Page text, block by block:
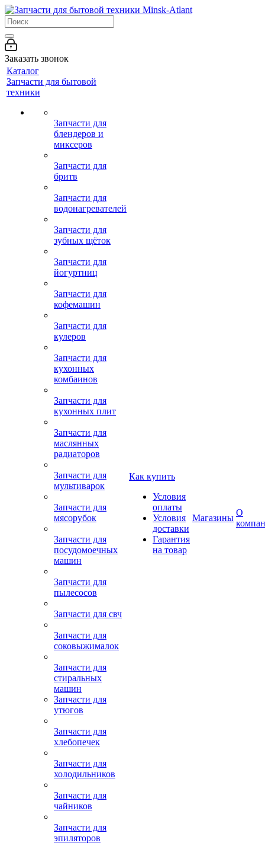
Заказать звонок
Каталог
Запчасти для бытовой
техники
Запчасти для
блендеров и
миксеров
Запчасти для
бритв
Запчасти для
водонагревателей
Запчасти для
зубных щёток
Запчасти для
йогуртниц
Запчасти для
кофемашин
Запчасти для
кулеров
Запчасти для
кухонных
комбаинов
Запчасти для
кухонных плит
Запчасти для
маслянных
радиаторов
Запчасти для
мультиварок
Запчасти для
мясорубок
Запчасти для
посудомоечных
машин
Запчасти для
пылесосов
Запчасти для свч
Запчасти для
соковыжималок
Запчасти для
стиральных
машин
Запчасти для
утюгов
Запчасти для
хлебопечек
Запчасти для
холодильников
Запчасти для
чайников
Запчасти для
эпиляторов
Как купить
Условия
оплаты
Условия
доставки
Гарантия
на товар
Магазины
О